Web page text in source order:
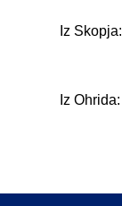
Iz Skopja:
Iz Ohrida: